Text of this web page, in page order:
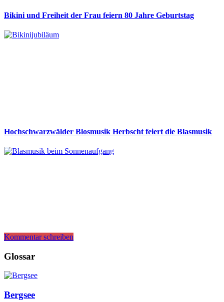
Bikini und Freiheit der Frau feiern 80 Jahre Geburtstag
Hochschwarzwälder Blosmusik Herbscht feiert die Blasmusik
Kommentar schreiben
Glossar
Bergsee